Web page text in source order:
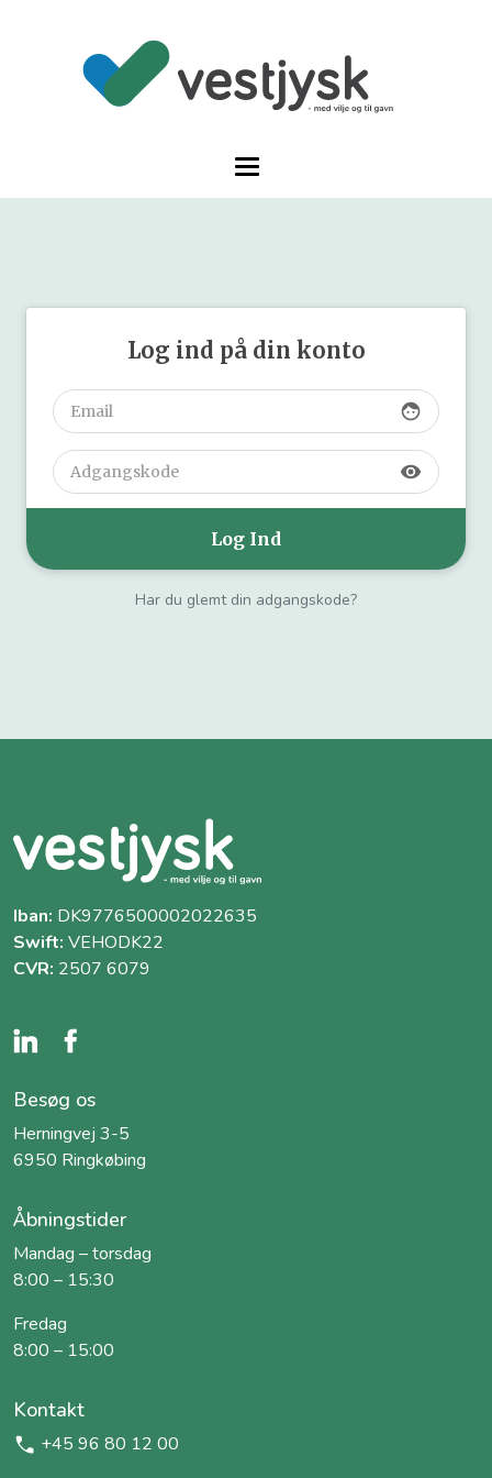
Log ind på din konto
face
visibility
Har du glemt din adgangskode?
Iban: DK9776500002022635
Swift: VEHODK22
CVR: 2507 6079
Besøg os
Herningvej 3-5
6950 Ringkøbing
Åbningstider
Mandag – torsdag
8:00 – 15:30
Fredag
8:00 – 15:00
Kontakt
+45 96 80 12 00